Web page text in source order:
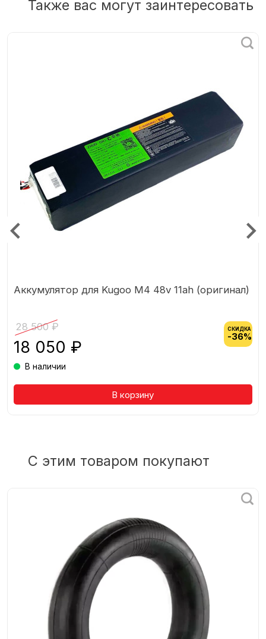
Также вас могут заинтересовать
Товар в корзине
Аккумулятор для Kugoo М4 48v 11ah (оригинал)
28 500 ₽
18 050 ₽
СКИДКА
-36%
В наличии
В корзину
С этим товаром покупают